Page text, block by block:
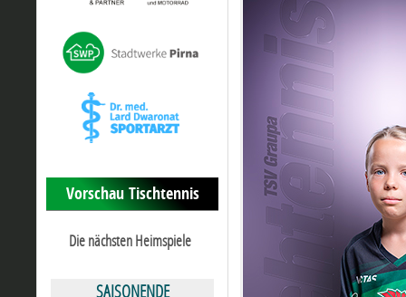
Vorschau Tischtennis
Die nächsten Heimspiele
SAISONENDE